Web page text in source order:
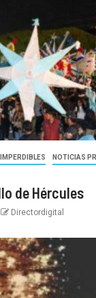
IMPERDIBLES
NOTICIAS
de Hércules
Directordigital